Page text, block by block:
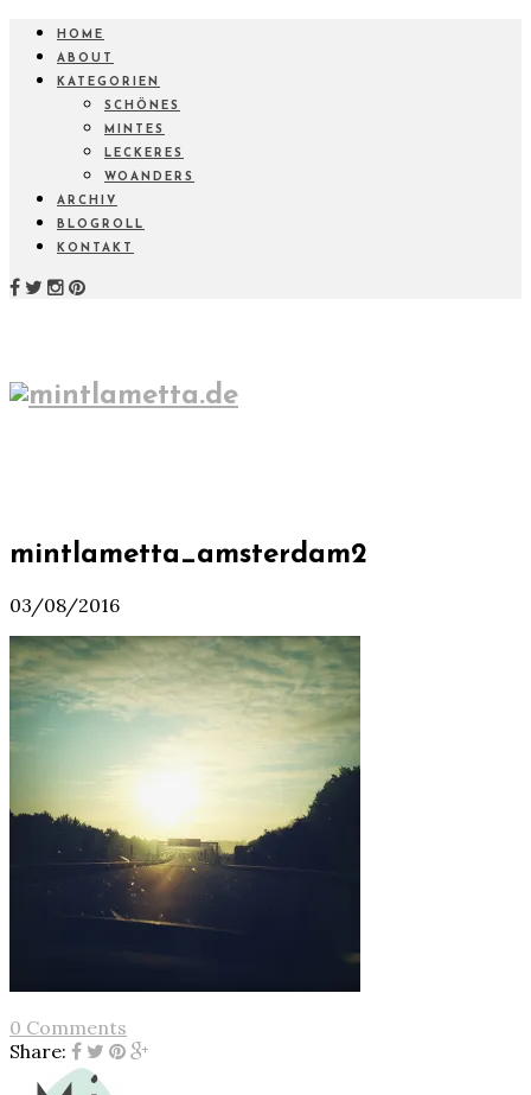
HOME
ABOUT
KATEGORIEN
SCHÖNES
MINTES
LECKERES
WOANDERS
ARCHIV
BLOGROLL
KONTAKT
mintlametta_amsterdam2
03/08/2016
0 Comments
Share: